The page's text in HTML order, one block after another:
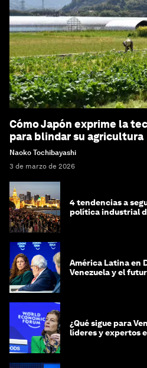
Cómo Japón exprime la
para blindar su agricultura
Naoko Tochibayashi
3 de marzo de 2026
4 tendencias a
política industrial
América Latina en
Venezuela y el
¿Qué sigue para
líderes y expertos